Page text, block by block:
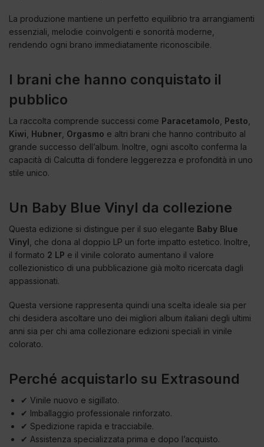
La produzione mantiene un perfetto equilibrio tra arrangiamenti
essenziali, melodie coinvolgenti e sonorità moderne,
rendendo ogni brano immediatamente riconoscibile.
I brani che hanno conquistato il
pubblico
La raccolta comprende successi come Paracetamolo Pesto
Kiwi Hubner Orgasmo e altri brani che hanno contribuito al
grande successo dell’album. Inoltre, ogni ascolto conferma la
capacità di Calcutta di fondere leggerezza e profondità in uno
stile unico.
Un Baby Blue Vinyl da collezione
Questa edizione si distingue per il suo elegante Baby Blue
Vinyl , che dona al doppio LP un forte impatto estetico. Inoltre,
il formato 2 LP e il vinile colorato aumentano il valore
collezionistico di una pubblicazione già molto ricercata dagli
appassionati.
Questa versione rappresenta quindi una scelta ideale sia per
chi desidera ascoltare uno dei migliori album italiani degli ultimi
anni sia per chi ama collezionare edizioni speciali in vinile
colorato.
Perché acquistarlo su Extrasound
✔ Vinile nuovo e sigillato.
✔ Imballaggio professionale rinforzato.
✔ Spedizione rapida e tracciabile.
✔ Assistenza specializzata prima e dopo l’acquisto.